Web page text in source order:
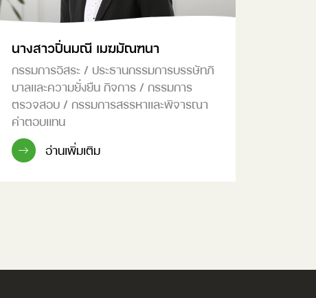
นางสาวปิ่นมณี เมฆมัณฑนา
กรรมการอิสระ / ประธานกรรมการบรรษัทภิ
บาลและความยั่งยืน กิจการ / กรรมการ
ตรวจสอบ / กรรมการสรรหาและพิจารณา
ค่าตอบแทน
อ่านเพิ่มเติม